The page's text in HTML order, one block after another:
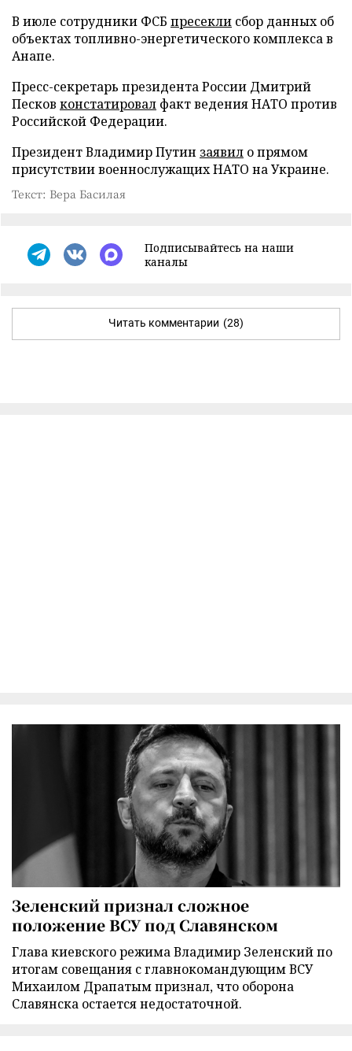
В июле сотрудники ФСБ пресекли сбор данных об
объектах топливно-энергетического комплекса в
Анапе.
Пресс-секретарь президента России Дмитрий
Песков констатировал факт ведения НАТО против
Российской Федерации.
Президент Владимир Путин заявил о прямом
присутствии военнослужащих НАТО на Украине.
Текст: Вера Басилая
Подписывайтесь на наши
каналы
Читать комментарии (28)
Зеленский признал сложное
положение ВСУ под Славянском
Глава киевского режима Владимир Зеленский по
итогам совещания с главнокомандующим ВСУ
Михаилом Драпатым признал, что оборона
Славянска остается недостаточной.